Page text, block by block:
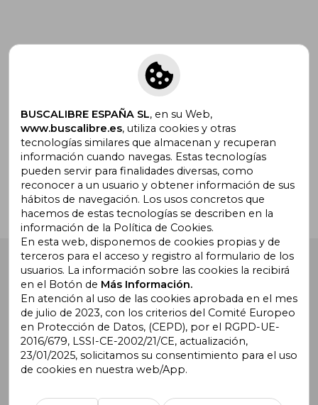
Suscríbete para recibir ofertas y
promociones
¿Necesitas ayuda?
Ir a Centro de Soporte
Buscalibre España . Calle Energía, 65, Nave 3 (08940),
Cornellà de Llobregat, Barcelona. Derechos Reservados.
Buscalibre Argentina| Buscalibre Chile
Buscalibre Uruguay|Buscalibre México|Buscalibre
BUSCALIBRE ESPAÑA SL, en su Web,
www.buscalibre.es, utiliza cookies y otras
tecnologías similares que almacenan y recuperan
información cuando navegas. Estas tecnologías
pueden servir para finalidades diversas, como
reconocer a un usuario y obtener información de sus
hábitos de navegación. Los usos concretos que
hacemos de estas tecnologías se describen en la
información de la Política de Cookies.
En esta web, disponemos de cookies propias y de
terceros para el acceso y registro al formulario de los
usuarios. La información sobre las cookies la recibirá
en el Botón de Más Información.
En atención al uso de las cookies aprobada en el mes
de julio de 2023, con los criterios del Comité Europeo
en Protección de Datos, (CEPD), por el RGPD-UE-
2016/679, LSSI-CE-2002/21/CE, actualización,
23/01/2025, solicitamos su consentimiento para el uso
de cookies en nuestra web/App.